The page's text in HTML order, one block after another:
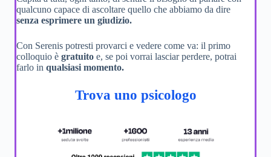
qualcuno capace di ascoltare quello che abbiamo da dire
senza esprimere un giudizio.
Con Serenis potresti provarci e vedere come va: il primo
colloquio è gratuito e, se poi vorrai lasciar perdere, potrai
farlo in qualsiasi momento.
Trova uno psicologo